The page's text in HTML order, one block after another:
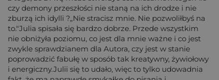
czy demony przeszłości nie staną na ich drodze i nie
zburzą ich idylli ?„Nie stracisz mnie. Nie pozwoliłbyś na
to."Julia spisała się bardzo dobrze. Przede wszystkim
nie obniżyła poziomu, co jest dla mnie ważne i co jest
zwykle sprawdzianem dla Autora, czy jest w stanie
poprowadzić fabułę w sposób tak kreatywny, żywiołowy
i energiczny.Julii się to udało, więc to tylko udowadnia